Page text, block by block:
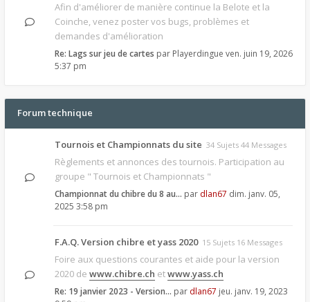
Afin d'améliorer de manière continue la Belote et la
Coinche, venez poster vos bugs, problèmes et
demandes d'amélioration
Re: Lags sur jeu de cartes par Playerdingue ven. juin 19, 2026
5:37 pm
Forum technique
Tournois et Championnats du site 34 Sujets 44 Messages
Règlements et annonces des tournois. Participation au
groupe " Tournois et Championnats "
Championnat du chibre du 8 au… par dlan67 dim. janv. 05,
2025 3:58 pm
F.A.Q. Version chibre et yass 2020 15 Sujets 16 Messages
Foire aux questions courantes et aide pour la version
2020 de www.chibre.ch etwww.yass.ch
Re: 19 janvier 2023 - Version… par dlan67 jeu. janv. 19, 2023